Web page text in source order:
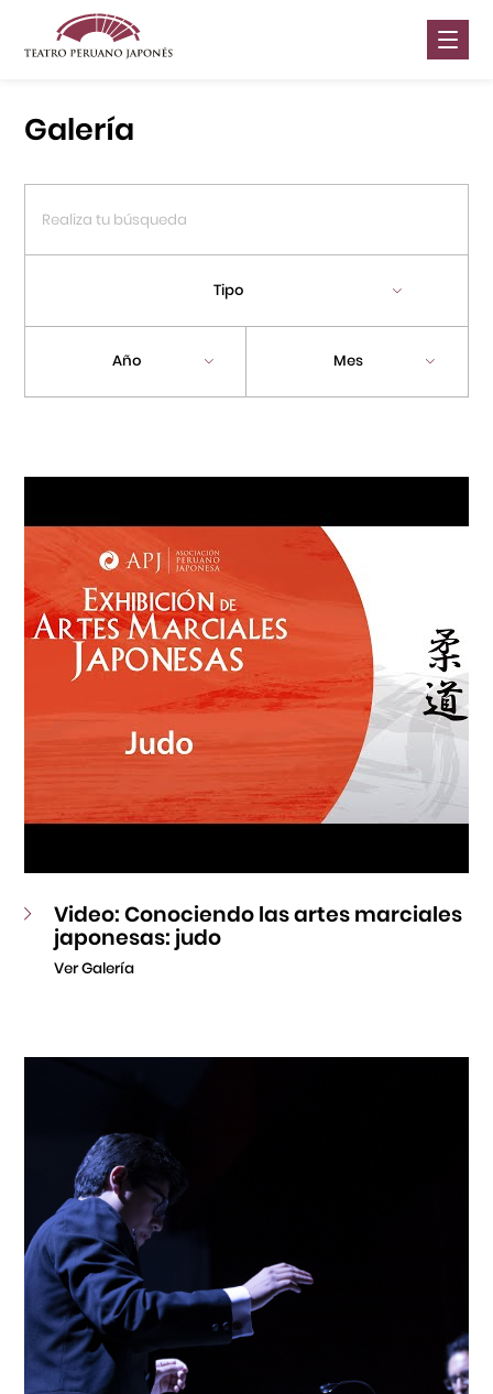
Centro Cultural Peruano Japonés
Teatro Peruano Japonés
Galería
Tipo
Año Mes
Video: Conociendo las artes marciales
japonesas: judo
Ver Galería